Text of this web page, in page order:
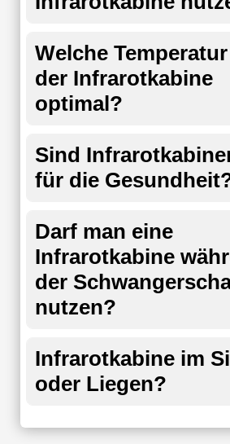
Welche
der Infrarotkabine
optimal?
Sind
für die
Darf man eine
Infrarotkabine
der
nutzen?
Infrarotkabine im
oder Liegen?